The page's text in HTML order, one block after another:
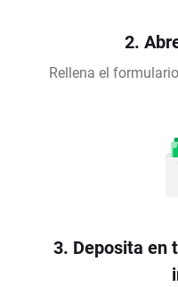
2.
Rellena el
3. Deposita en